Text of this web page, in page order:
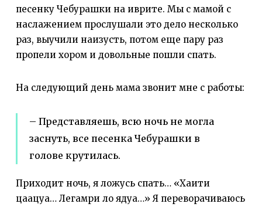
песенку Чебурашки на иврите. Мы с мамой с
наслажением прослушали это дело несколько
раз, выучили наизусть, потом еще пару раз
пропели хором и довольные пошли спать.
На следующий день мама звонит мне с работы:
– Представляешь, всю ночь не могла
заснуть, все песенка Чебурашки в
голове крутилась.
Приходит ночь, я ложусь спать… «Хаити
цаацуа… Легамри ло ядуа…» Я переворачиваюсь